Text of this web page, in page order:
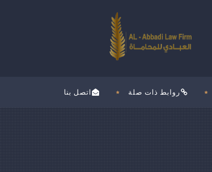
اتصل بنا روابط ذات صلة